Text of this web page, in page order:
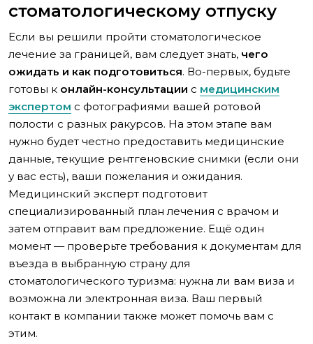
стоматологическому отпуску
Если вы решили пройти стоматологическое
лечение за границей, вам следует знать, чего
ожидать и как подготовиться. Во-первых, будьте
готовы к онлайн-консультации с медицинским
экспертом с фотографиями вашей ротовой
полости с разных ракурсов. На этом этапе вам
нужно будет честно предоставить медицинские
данные, текущие рентгеновские снимки (если они
у вас есть), ваши пожелания и ожидания.
Медицинский эксперт подготовит
специализированный план лечения с врачом и
затем отправит вам предложение. Ещё один
момент — проверьте требования к документам для
въезда в выбранную страну для
стоматологического туризма: нужна ли вам виза и
возможна ли электронная виза. Ваш первый
контакт в компании также может помочь вам с
этим.